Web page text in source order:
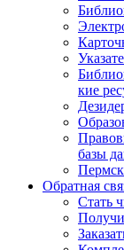
кие
базы
Обратная
Стать